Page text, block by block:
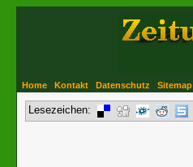
Home Kontakt Datenschutz Sitemap
Lesezeichen: